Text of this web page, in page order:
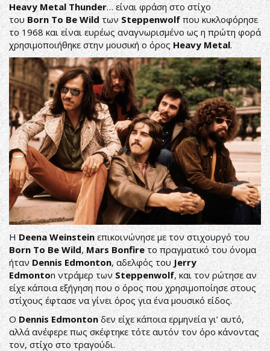
Heavy Metal Τhunder… είναι φράση στο στίχο
του Born To Be WildτωνSteppenwolfπου κυκλοφόρησε
το 1968 και είναι ευρέως αναγνωρισμένο ως η πρώτη φορά
χρησιμοποιήθηκε στην μουσική ο όρος Heavy Metal.
ΗDeena Weinsteinεπικοινώνησε με τον στιχουργό του
Βorn Τo Βe Wild,Mars Bonfireτο πραγματικό του όνομα
ήτανDennis Edmonton, αδελφός τουJerry
Edmonton ντράμερ τωνSteppenwolf, και τον ρώτησε αν
είχε κάποια εξήγηση που ο όρος που χρησιμοποίησε στους
στίχους έφτασε να γίνει όρος για ένα μουσικό είδος.
ΟDennis Edmontonδεν είχε κάποια ερμηνεία γι’ αυτό,
αλλά ανέφερε πως σκέφτηκε τότε αυτόν τον όρο κάνοντας
τον, στίχο στο τραγούδι.